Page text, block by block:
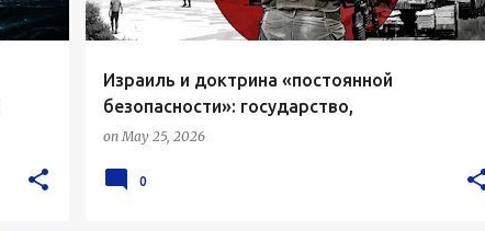
Израиль и доктрина «постоянной
безопасности»: государство,
превращающее войну в норму
onMay 25, 2026
0